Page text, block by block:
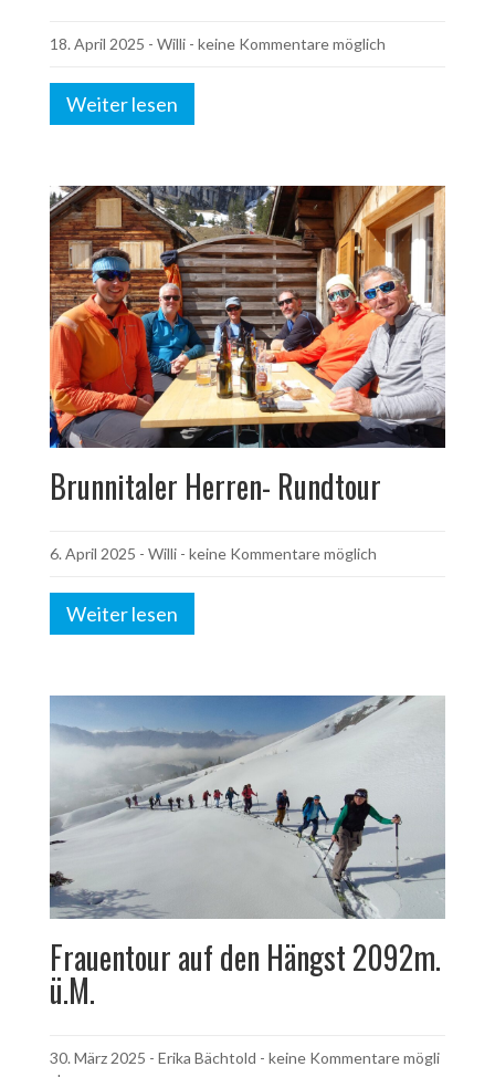
18. April 2025 - Willi - keine Kommentare möglich
Weiter lesen
Brunnitaler Herren- Rundtour
6. April 2025 - Willi - keine Kommentare möglich
Weiter lesen
Frauentour auf den Hängst 2092m.
ü.M.
30. März 2025 - Erika Bächtold - keine Kommentare mögli